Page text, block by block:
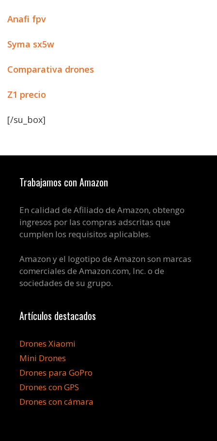
Anafi fpv
Syma sx5w
Comparativa drones
Z1 precio
[/su_box]
Trabajamos con Amazon
En calidad de Afiliado de Amazon, obtengo
ingresos por las compras adscritas que
cumplen los requisitos aplicables.
Amazon y el logotipo de Amazon son marcas
comerciales de Amazon.com, Inc. o de
sociedades de su grupo.
Artículos destacados
Drones Xiaomi
Mini Drones
Drones para GoPro
Drones con GPS
Drones con cámara